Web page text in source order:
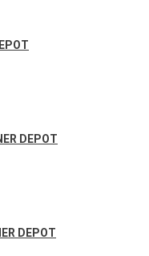
DEPOT
DEPOT